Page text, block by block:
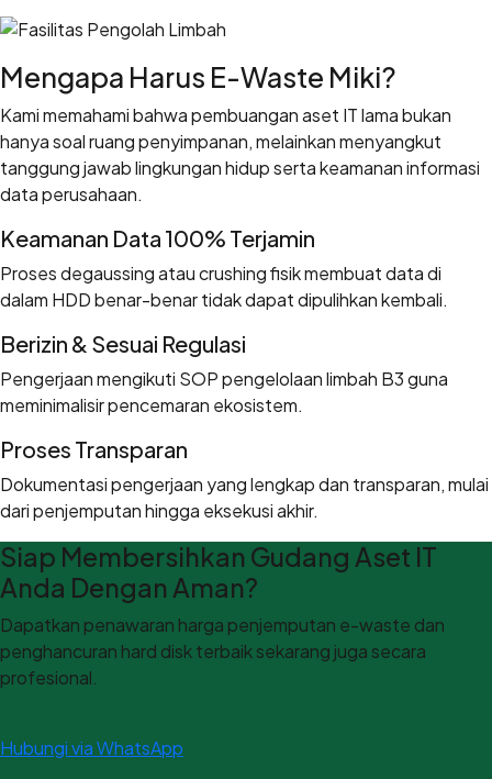
Mengapa Harus E-Waste Miki?
Kami memahami bahwa pembuangan aset IT lama bukan
hanya soal ruang penyimpanan, melainkan menyangkut
tanggung jawab lingkungan hidup serta keamanan informasi
data perusahaan.
Keamanan Data 100% Terjamin
Proses degaussing atau crushing fisik membuat data di
dalam HDD benar-benar tidak dapat dipulihkan kembali.
Berizin & Sesuai Regulasi
Pengerjaan mengikuti SOP pengelolaan limbah B3 guna
meminimalisir pencemaran ekosistem.
Proses Transparan
Dokumentasi pengerjaan yang lengkap dan transparan, mulai
dari penjemputan hingga eksekusi akhir.
Siap Membersihkan Gudang Aset IT
Anda Dengan Aman?
Dapatkan penawaran harga penjemputan e-waste dan
penghancuran hard disk terbaik sekarang juga secara
profesional.
Hubungi via WhatsApp